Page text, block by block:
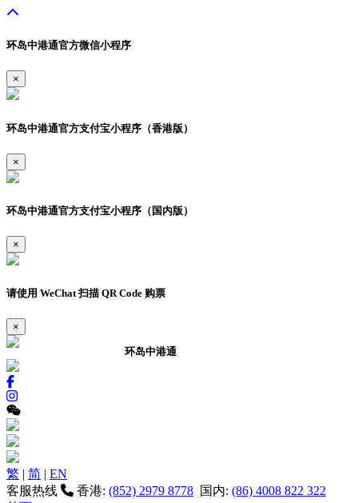
环岛中港通官方微信小程序
×
环岛中港通官方支付宝小程序（香港版）
×
环岛中港通官方支付宝小程序（国内版）
×
请使用 WeChat 扫描 QR Code 购票
×
环岛中港通
繁 | 简 | EN
客服热线
香港: (852) 2979 8778 国内: (86) 4008 822 322